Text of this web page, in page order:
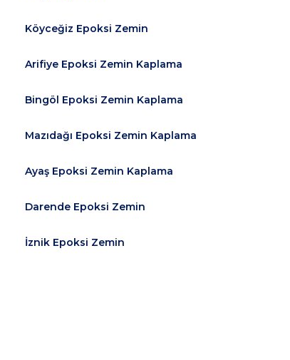
Köyceğiz Epoksi Zemin
Arifiye Epoksi Zemin Kaplama
Bingöl Epoksi Zemin Kaplama
Mazıdağı Epoksi Zemin Kaplama
Ayaş Epoksi Zemin Kaplama
Darende Epoksi Zemin
İznik Epoksi Zemin